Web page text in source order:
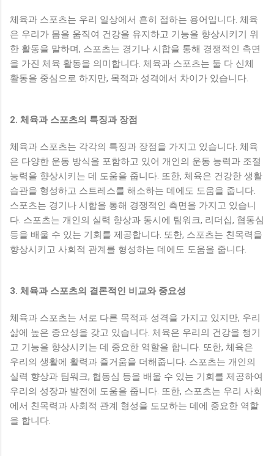
체육과 스포츠는 우리 일상에서 흔히 접하는 용어입니다. 체육
은 우리가 몸을 움직여 건강을 유지하고 기능을 향상시키기 위
한 활동을 말하며, 스포츠는 경기나 시합을 통해 경쟁적인 측면
을 가진 체육 활동을 의미합니다. 체육과 스포츠는 둘 다 신체
활동을 중심으로 하지만, 목적과 성격에서 차이가 있습니다.
2. 체육과 스포츠의 특징과 장점
체육과 스포츠는 각각의 특징과 장점을 가지고 있습니다. 체육
은 다양한 운동 방식을 포함하고 있어 개인의 운동 능력과 조절
능력을 향상시키는 데 도움을 줍니다. 또한, 체육은 건강한 생활
습관을 형성하고 스트레스를 해소하는 데에도 도움을 줍니다.
스포츠는 경기나 시합을 통해 경쟁적인 측면을 가지고 있습니
다. 스포츠는 개인의 실력 향상과 동시에 팀워크, 리더십, 협동심
등을 배울 수 있는 기회를 제공합니다. 또한, 스포츠는 친목력을
향상시키고 사회적 관계를 형성하는 데에도 도움을 줍니다.
3. 체육과 스포츠의 결론적인 비교와 중요성
체육과 스포츠는 서로 다른 목적과 성격을 가지고 있지만, 우리
삶에 높은 중요성을 갖고 있습니다. 체육은 우리의 건강을 챙기
고 기능을 향상시키는 데 중요한 역할을 합니다. 또한, 체육은
우리의 생활에 활력과 즐거움을 더해줍니다. 스포츠는 개인의
실력 향상과 팀워크, 협동심 등을 배울 수 있는 기회를 제공하여
우리의 성장과 발전에 도움을 줍니다. 또한, 스포츠는 우리 사회
에서 친목력과 사회적 관계 형성을 도모하는 데에 중요한 역할
을 합니다.